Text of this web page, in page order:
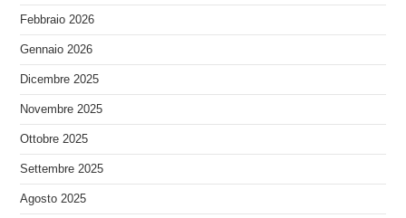
Febbraio 2026
Gennaio 2026
Dicembre 2025
Novembre 2025
Ottobre 2025
Settembre 2025
Agosto 2025